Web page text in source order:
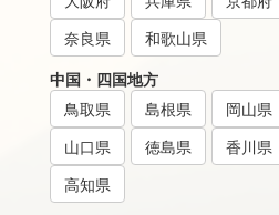
奈良県
和歌山県
中国・四国地方
鳥取県
島根県 岡山県
山口県
徳島県 香川県
高知県